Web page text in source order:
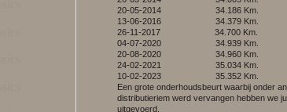
20-05-2014 34.186 Km.
13-06-2016 34.379 Km.
26-11-2017 34.700 Km.
04-07-2020 34.939 Km.
20-08-2020 34.960 Km.
24-02-2021 35.034 Km.
10-02-2023 35.352 Km.
Een grote onderhoudsbeurt waarbij onder
distributieriem werd vervangen hebben we
uitgevoerd.